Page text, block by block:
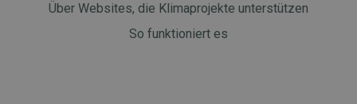
Über Websites, die Klimaprojekte unterstützen
So funktioniert es